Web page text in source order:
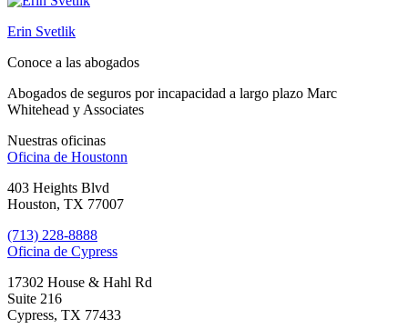
Erin Svetlik
Conoce a las abogados
Abogados de seguros por incapacidad a largo plazo Marc
Whitehead y Associates
Nuestras oficinas
Oficina de Houstonn
403 Heights Blvd
Houston, TX 77007
(713) 228-8888
Oficina de Cypress
17302 House & Hahl Rd
Suite 216
Cypress, TX 77433